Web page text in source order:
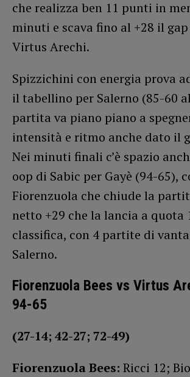
che realizza ben 11 punti in
minuti e scava fino al +28 il
Virtus Arechi.
Spizzichini con energia prova
il tabellino per Salerno (85-60
partita va piano piano a
intensità e ritmo anche dato il
Nei minuti finali c’è spazio
oop di Sabic per Gayè (94-65),
Fiorenzuola che chiude la
netto +29 che la lancia a
classifica, con 4 partite di
Salerno.
Fiorenzuola Bees vs Virtus
94-65
(27-14; 42-27; 72-49)
Fiorenzuola Bees: Ricci 12;